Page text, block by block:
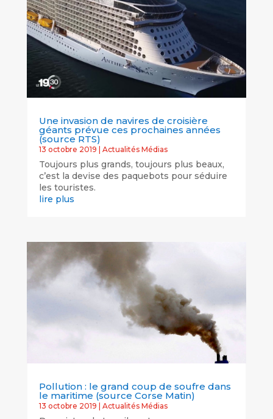
Une invasion de navires de croisière
géants prévue ces prochaines années
(source RTS)
13 octobre 2019 Actualités Médias
Toujours plus grands, toujours plus beaux,
c’est la devise des paquebots pour séduire
les touristes.
lire plus
Pollution : le grand coup de soufre dans
le maritime (source Corse Matin)
13 octobre 2019 | Actualités Médias